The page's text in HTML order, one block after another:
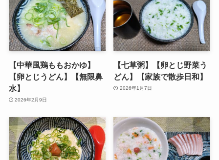
【中華風鶏ももおかゆ】
【卵とじうどん】【無限鼻
水】
2026年2月9日
【七草粥】【卵とじ野菜う
どん】【家族で散歩日和】
2026年1月7日